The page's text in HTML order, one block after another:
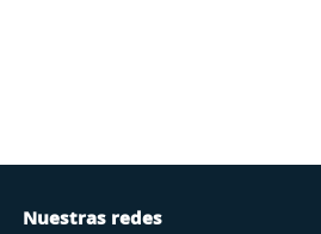
Nuestras redes